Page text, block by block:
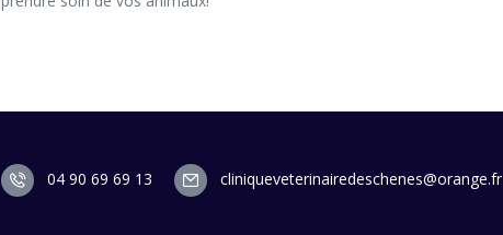
04 90 69 69 13 cliniqueveterinairedeschenes@orange.fr